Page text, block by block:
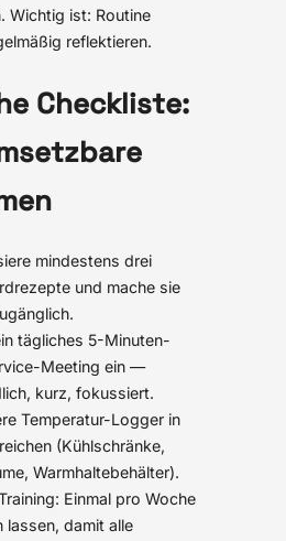
Wichtig ist: Routine
reflektieren.
Checkliste:
mindestens drei
und mache sie
tägliches 5-Minuten-
Meeting ein —
kurz, fokussiert.
Temperatur-Logger in
(Kühlschränke,
Warmhaltebehälter).
Einmal pro Woche
lassen, damit alle